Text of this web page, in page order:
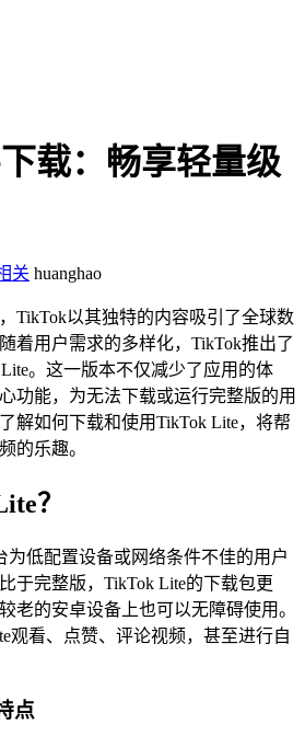
载：畅享轻量级
关 huanghao
TikTok以其独特的内容吸引了全球数
着用户需求的多样化，TikTok推出了
。这一版本不仅减少了应用的体
功能，为无法下载或运行完整版的用
解如何下载和使用TikTok Lite，将帮
的乐趣。
？
为低配置设备或网络条件不佳的用户
于完整版，TikTok Lite的下载包更
老的安卓设备上也可以无障碍使用。
观看、点赞、评论视频，甚至进行自
点